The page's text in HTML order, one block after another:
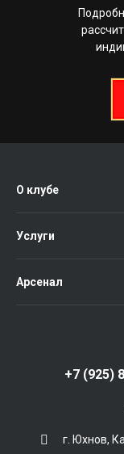
О клубе
Услуги
Арсенал
+7 (925)
г. Юхнов,